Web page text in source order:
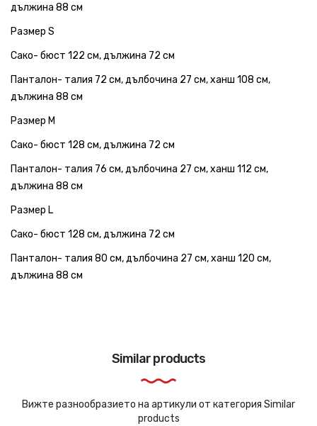
дължина 88 см
Размер S
Сако- бюст 122 см, дължина 72 см
Панталон- талия 72 см, дълбочина 27 см, ханш 108 см,
дължина 88 см
Размер M
Сако- бюст 128 см, дължина 72 см
Панталон- талия 76 см, дълбочина 27 см, ханш 112 см,
дължина 88 см
Размер L
Сако- бюст 128 см, дължина 72 см
Панталон- талия 80 см, дълбочина 27 см, ханш 120 см,
дължина 88 см
Similar products
Вижте разнообразието на артикули от категория Similar
products